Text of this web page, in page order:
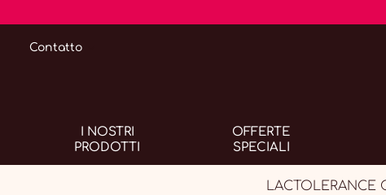
Contatto
I NOSTRI
PRODOTTI
OFFERTE
SPECIALI